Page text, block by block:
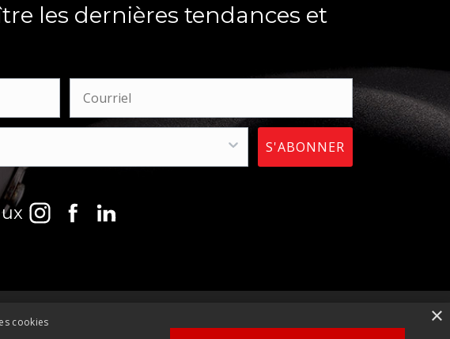
les dernières tendances et
S'ABONNER
×
cookies